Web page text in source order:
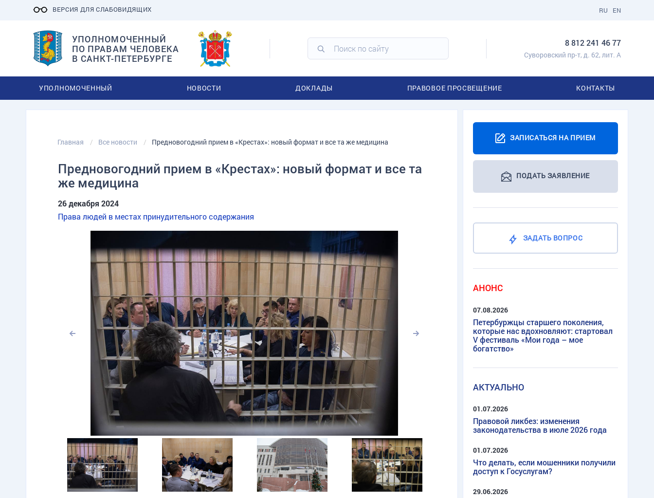
ВЕРСИЯ ДЛЯ СЛАБОВИДЯЩИХ EN
RU
УПОЛНОМОЧЕННЫЙ
ПО ПРАВАМ ЧЕЛОВЕКА
В САНКТ-ПЕТЕРБУРГЕ
8 812 241 46 77
Суворовский пр-т, д. 62, лит. А
УПОЛНОМОЧЕННЫЙ НОВОСТИ ДОКЛАДЫ ПРАВОВОЕ ПРОСВЕЩЕНИЕ КОНТАКТЫ
Главная Все новости Предновогодний прием в «Крестах»: новый формат и все та же медицина
Предновогодний прием в «Крестах»: новый формат и все та
же медицина
26 декабря 2024
Права людей в местах принудительного содержания
ЗАПИСАТЬСЯ НА ПРИЕМ
ПОДАТЬ ЗАЯВЛЕНИЕ
ЗАДАТЬ ВОПРОС
АНОНС
07.08.2026
Петербуржцы старшего поколения,
которые нас вдохновляют: стартовал
V фестиваль «Мои года – мое
богатство»
АКТУАЛЬНО
01.07.2026
Правовой ликбез: изменения
законодательства в июле 2026 года
01.07.2026
Что делать, если мошенники получили
доступ к Госуслугам?
29.06.2026